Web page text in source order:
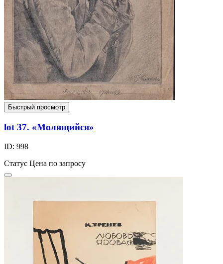
Быстрый просмотр
lot 37. «Молящийся»
ID: 998
Статус Цена по запросу